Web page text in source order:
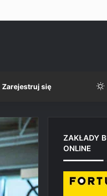
w studio Paramount
Zarejestruj się
ZAKŁADY
ONLINE